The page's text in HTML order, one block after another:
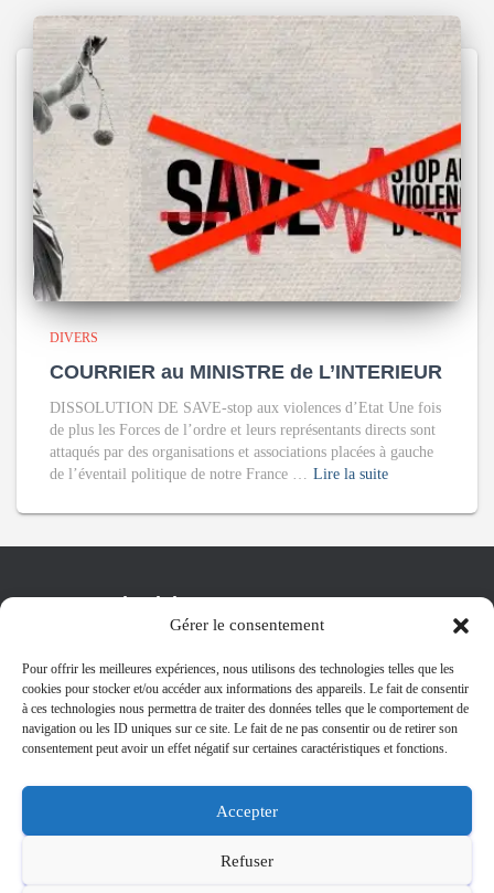
Gérer le consentement
Pour offrir les meilleures expériences, nous utilisons des technologies telles que les
cookies pour stocker et/ou accéder aux informations des appareils. Le fait de consentir
à ces technologies nous permettra de traiter des données telles que le comportement de
navigation ou les ID uniques sur ce site. Le fait de ne pas consentir ou de retirer son
consentement peut avoir un effet négatif sur certaines caractéristiques et fonctions.
Accepter
Refuser
DIVERS
COURRIER au MINISTRE de L’INTERIEUR
DISSOLUTION DE SAVE-stop aux violences d’Etat Une fois
de plus les Forces de l’ordre et leurs représentants directs sont
attaqués par des organisations et associations placées à gauche
de l’éventail politique de notre France … Lire la suite
Compteur de visites :
ACCUEIL (7 172)
MAGAZINES (1 459)